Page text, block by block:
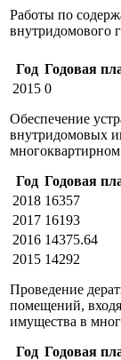
Работы по
внутридомового
Год Годовая
2015 0
Обеспечение
внутридомовых
Год Годовая
2018 16357
2017 16193
2016 14375.64
2015 14292
Проведение
помещений,
имущества в
Год Годовая